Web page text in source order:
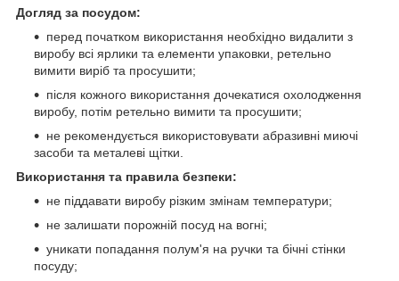
Догляд за посудом:
перед початком використання необхідно видалити з
виробу всі ярлики та елементи упаковки, ретельно
вимити виріб та просушити;
після кожного використання дочекатися охолодження
виробу, потім ретельно вимити та просушити;
не рекомендується використовувати абразивні миючі
засоби та металеві щітки.
Використання та правила безпеки:
не піддавати виробу різким змінам температури;
не залишати порожній посуд на вогні;
уникати попадання полум'я на ручки та бічні стінки
посуду;